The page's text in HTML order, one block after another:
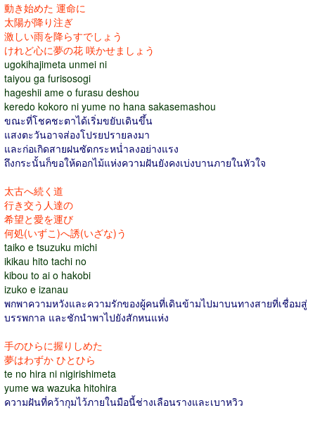
動き始めた 運命に
太陽が降り注ぎ
激しい雨を降らすでしょう
けれど心に夢の花 咲かせましょう
ugokihajimeta unmei ni
taiyou ga furisosogi
hageshii ame o furasu deshou
keredo kokoro ni yume no hana sakasemashou
ขณะที่โชคชะตาได้เริ่มขยับเดินขึ้น
แสงตะวันอาจส่องโปรยปรายลงมา
และก่อเกิดสายฝนซัดกระหน่ำลงอย่างแรง
ถึงกระนั้นก็ขอให้ดอกไม้แห่งความฝันยังคงเบ่งบานภายในหัวใจ
太古へ続く道
行き交う人達の
希望と愛を運び
何処(いずこ)へ誘(いざな)う
taiko e tsuzuku michi
ikikau hito tachi no
kibou to ai o hakobi
izuko e izanau
พกพาความหวังและความรักของผู้คนที่เดินข้ามไปมาบนทางสายที่เชื่อมสู่
บรรพกาล และชักนำพาไปยังสักหนแห่ง
手のひらに握りしめた
夢はわずか ひとひら
te no hira ni nigirishimeta
yume wa wazuka hitohira
ความฝันที่คว้ากุมไว้ภายในมือนี้ช่างเลือนรางและเบาหวิว